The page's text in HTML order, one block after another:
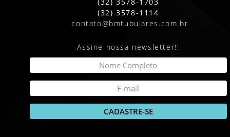
(32) 3578-1114
contato@bmtubulares.com.br
Assine nossa newsletter!!